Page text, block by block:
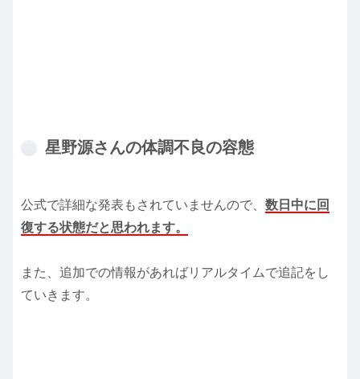
星野源さんの体調不良の容態
公式で詳細な発表もされていませんので、 数日中に回
復する状態だと思われます。
また、追加での情報があればリアルタイムで追記をし
ていきます。